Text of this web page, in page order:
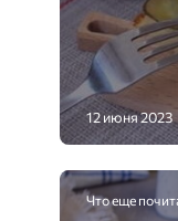
12 июня 2023
Что еще